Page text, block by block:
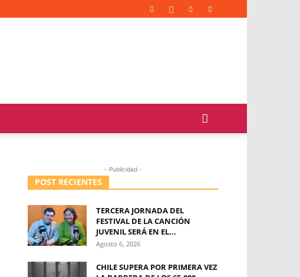
- Publicidad -
POST RECIENTES
TERCERA JORNADA DEL
FESTIVAL DE LA CANCIÓN
JUVENIL SERÁ EN EL...
Agosto 6, 2026
CHILE SUPERA POR PRIMERA VEZ